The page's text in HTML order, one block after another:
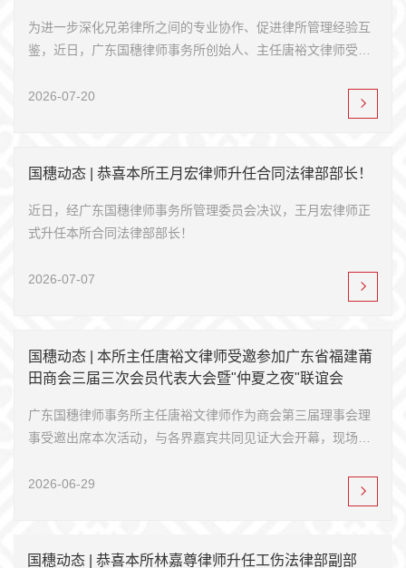
为进一步深化兄弟律所之间的专业协作、促进律所管理经验互
鉴，近日，广东国穗律师事务所创始人、主任唐裕文律师受邀
2026-07-20
国穗动态 | 恭喜本所王月宏律师升任合同法律部部长！
近日，经广东国穗律师事务所管理委员会决议，王月宏律师正
式升任本所合同法律部部长！
2026-07-07
国穗动态 | 本所主任唐裕文律师受邀参加广东省福建莆
田商会三届三次会员代表大会暨"仲夏之夜"联谊会
广东国穗律师事务所主任唐裕文律师作为商会第三届理事会理
事受邀出席本次活动，与各界嘉宾共同见证大会开幕，现场聆
2026-06-29
国穗动态 | 恭喜本所林嘉尊律师升任工伤法律部副部